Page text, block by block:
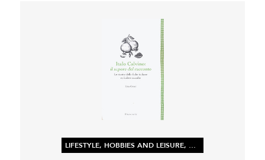
LIFESTYLE, HOBBIES AND LEISURE, NON-FICTION